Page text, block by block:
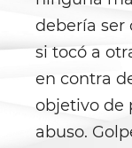
Post
debería ser
si tocó a
en contra
objetivo de
abuso.